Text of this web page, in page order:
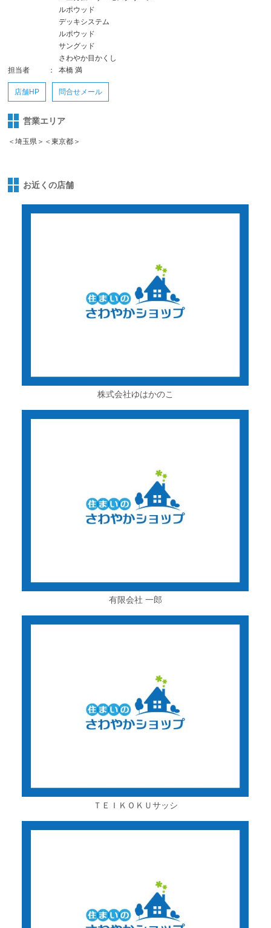
ルポウッド
デッキシステム
ルポウッド
サングッド
さわやか目かくし
担当者
： 本橋 満
店舗HP 問合せメール
営業エリア
＜埼玉県＞＜東京都＞
お近くの店舗
株式会社ゆはかのこ
有限会社 一郎
ＴＥＩＫＯＫＵサッシ